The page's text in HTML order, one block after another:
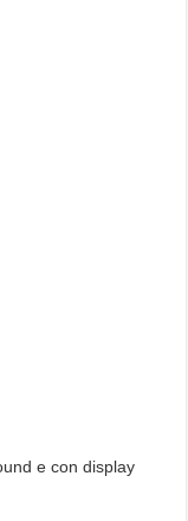
e con display